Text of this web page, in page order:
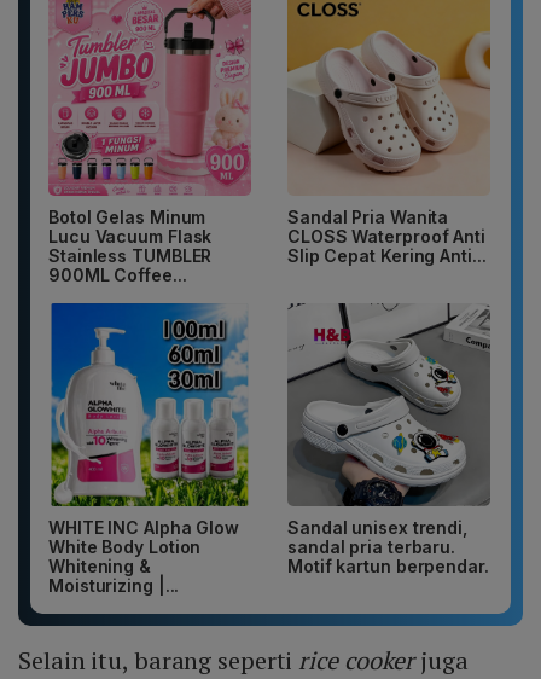
Botol Gelas Minum
Lucu Vacuum Flask
Stainless TUMBLER
900ML Coffee...
Sandal Pria Wanita
CLOSS Waterproof Anti
Slip Cepat Kering Anti...
WHITE INC Alpha Glow
White Body Lotion
Whitening &
Moisturizing |...
Sandal unisex trendi,
sandal pria terbaru.
Motif kartun berpendar.
Selain itu, barang seperti rice cookerjuga